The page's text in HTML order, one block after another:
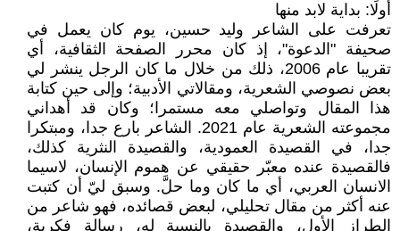
أولًا: بداية لابد منها
تعرفت على الشاعر وليد حسين، يوم كان يعمل في
صحيفة "الدعوة"، إذ كان محرر الصفحة الثقافية، أي
تقريبا عام 2006، ذلك من خلال ما كان الرجل ينشر لي
بعض نصوصي الشعرية، ومقالاتي الأدبية؛ وإلى حين كتابة
هذا المقال وتواصلي معه مستمرا؛ وكان قد أهداني
مجموعته الشعرية عام 2021. الشاعر بارع جدا، ومبتكرا
جدا، في القصيدة العمودية، والقصيدة النثرية كذلك،
فالقصيدة عنده معبّر حقيقي عن هموم الإنسان، لاسيما
الانسان العربي، أي ما كان وما حلَّ. وسبق ليّ أن كتبت
عنه أكثر من مقال تحليلي، لبعض قصائده، فهو شاعر من
الطراز الأول، والقصيدة بالنسبة له، رسالة فكرية،